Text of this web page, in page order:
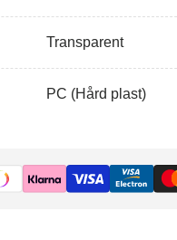
Transparent
PC (Hård plast)